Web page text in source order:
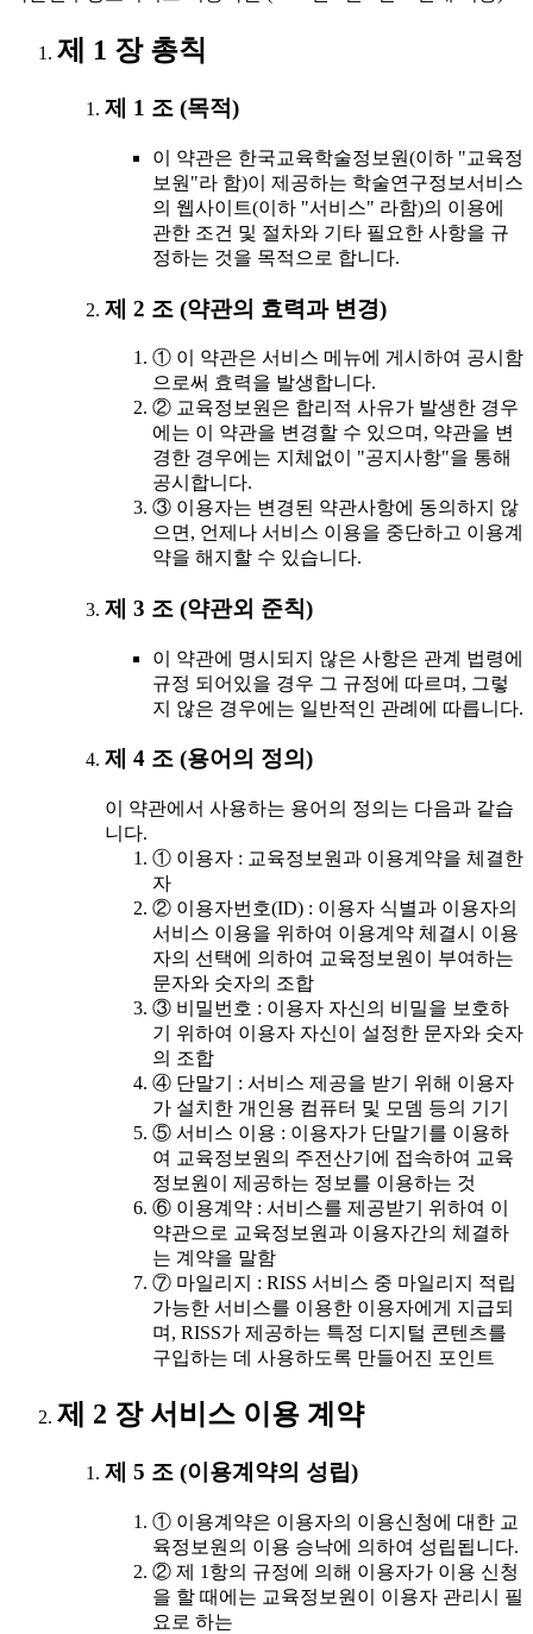
제 1 장 총칙
제 1 조 (목적)
이 약관은 한국교육학술정보원(이하 "교육정
보원"라 함)이 제공하는 학술연구정보서비스
의 웹사이트(이하 "서비스" 라함)의 이용에
관한 조건 및 절차와 기타 필요한 사항을 규
정하는 것을 목적으로 합니다.
제 2 조 (약관의 효력과 변경)
① 이 약관은 서비스 메뉴에 게시하여 공시함
으로써 효력을 발생합니다.
② 교육정보원은 합리적 사유가 발생한 경우
에는 이 약관을 변경할 수 있으며, 약관을 변
경한 경우에는 지체없이 "공지사항"을 통해
공시합니다.
③ 이용자는 변경된 약관사항에 동의하지 않
으면, 언제나 서비스 이용을 중단하고 이용계
약을 해지할 수 있습니다.
제 3 조 (약관외 준칙)
이 약관에 명시되지 않은 사항은 관계 법령에
규정 되어있을 경우 그 규정에 따르며, 그렇
지 않은 경우에는 일반적인 관례에 따릅니다.
제 4 조 (용어의 정의)
이 약관에서 사용하는 용어의 정의는 다음과 같습
니다.
① 이용자 : 교육정보원과 이용계약을 체결한
자
② 이용자번호(ID) : 이용자 식별과 이용자의
서비스 이용을 위하여 이용계약 체결시 이용
자의 선택에 의하여 교육정보원이 부여하는
문자와 숫자의 조합
③ 비밀번호 : 이용자 자신의 비밀을 보호하
기 위하여 이용자 자신이 설정한 문자와 숫자
의 조합
④ 단말기 : 서비스 제공을 받기 위해 이용자
가 설치한 개인용 컴퓨터 및 모뎀 등의 기기
⑤ 서비스 이용 : 이용자가 단말기를 이용하
여 교육정보원의 주전산기에 접속하여 교육
정보원이 제공하는 정보를 이용하는 것
⑥ 이용계약 : 서비스를 제공받기 위하여 이
약관으로 교육정보원과 이용자간의 체결하
는 계약을 말함
⑦ 마일리지 : RISS 서비스 중 마일리지 적립
가능한 서비스를 이용한 이용자에게 지급되
며, RISS가 제공하는 특정 디지털 콘텐츠를
구입하는 데 사용하도록 만들어진 포인트
제 2 장 서비스 이용 계약
제 5 조 (이용계약의 성립)
① 이용계약은 이용자의 이용신청에 대한 교
육정보원의 이용 승낙에 의하여 성립됩니다.
② 제 1항의 규정에 의해 이용자가 이용 신청
을 할 때에는 교육정보원이 이용자 관리시 필
요로 하는